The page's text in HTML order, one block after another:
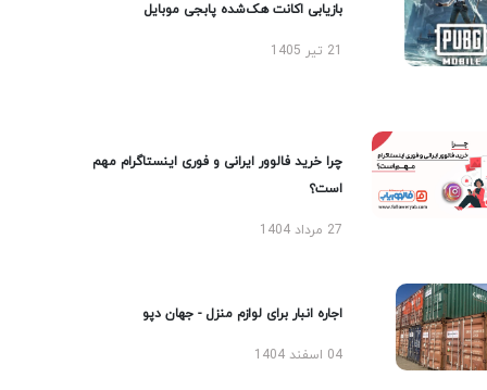
بازیابی اکانت هک‌شده پابجی موبایل
چرا خرید فالوور ایرانی و فوری اینستاگرام مهم
است؟
27 مرداد 1404
اجاره انبار برای لوازم منزل - جهان دپو
04 اسفند 1404